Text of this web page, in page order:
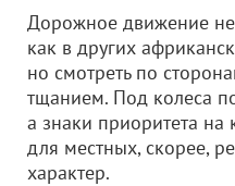
Дорожное движение не
как в других
но смотреть по
тщанием. Под колеса
а знаки приоритета на
для местных, скорее,
характер.